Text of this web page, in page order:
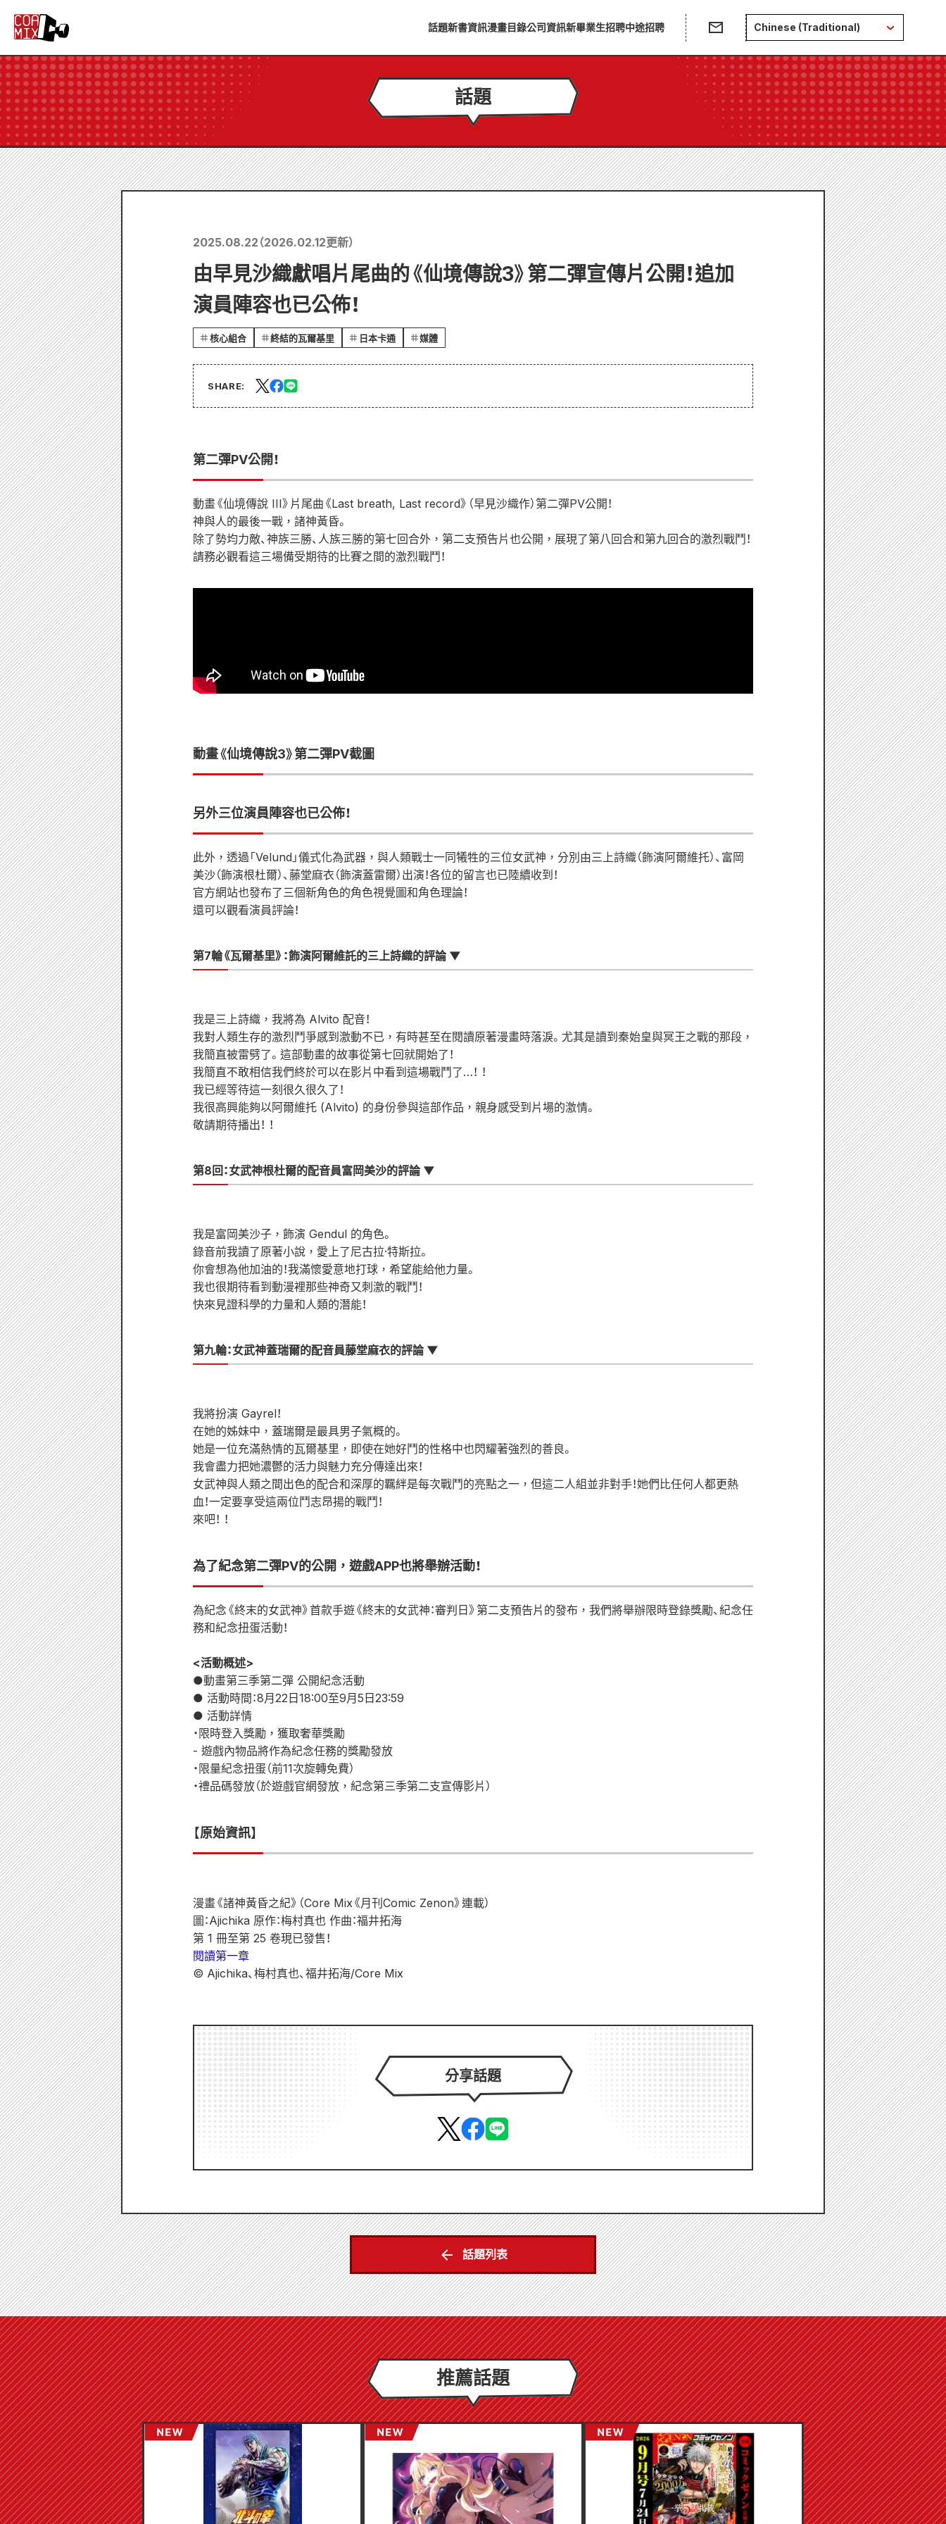
話題新書資訊漫畫目錄公司資訊新畢業生招聘中途招聘 Chinese (Traditional)
話題
2025.08.22 （2026.02.12更新）
由早見沙織獻唱片尾曲的《仙境傳說3》第二彈宣傳片公開！追加
演員陣容也已公佈！
核心組合 終結的瓦爾基里 日本卡通 媒體
SHARE:
第二彈PV公開！
動畫《仙境傳說 III》片尾曲《Last breath, Last record》（早見沙織作）第二彈PV公開！
神與人的最後一戰，諸神黃昏。
除了勢均力敵、神族三勝、人族三勝的第七回合外，第二支預告片也公開，展現了第八回合和第九回合的激烈戰鬥！
請務必觀看這三場備受期待的比賽之間的激烈戰鬥！
動畫《仙境傳說3》第二彈PV截圖
另外三位演員陣容也已公佈！
此外，透過「Velund」儀式化為武器，與人類戰士一同犧牲的三位女武神，分別由三上詩織（飾演阿爾維托）、富岡
美沙（飾演根杜爾）、藤堂麻衣（飾演蓋雷爾）出演！各位的留言也已陸續收到！
官方網站也發布了三個新角色的角色視覺圖和角色理論！
還可以觀看演員評論！
第7輪《瓦爾基里》：飾演阿爾維託的三上詩織的評論 ▼
我是三上詩織，我將為 Alvito 配音！
我對人類生存的激烈鬥爭感到激動不已，有時甚至在閱讀原著漫畫時落淚。尤其是讀到秦始皇與冥王之戰的那段，
我簡直被雷劈了。這部動畫的故事從第七回就開始了！
我簡直不敢相信我們終於可以在影片中看到這場戰鬥了…！ ！
我已經等待這一刻很久很久了！
我很高興能夠以阿爾維托 (Alvito) 的身份參與這部作品，親身感受到片場的激情。
敬請期待播出！ ！
第8回：女武神根杜爾的配音員富岡美沙的評論 ▼
我是富岡美沙子，飾演 Gendul 的角色。
錄音前我讀了原著小說，愛上了尼古拉·特斯拉。
你會想為他加油的！我滿懷愛意地打球，希望能給他力量。
我也很期待看到動漫裡那些神奇又刺激的戰鬥！
快來見證科學的力量和人類的潛能！
第九輪：女武神蓋瑞爾的配音員藤堂麻衣的評論 ▼
我將扮演 Gayrel！
在她的姊妹中，蓋瑞爾是最具男子氣概的。
她是一位充滿熱情的瓦爾基里，即使在她好鬥的性格中也閃耀著強烈的善良。
我會盡力把她濃鬱的活力與魅力充分傳達出來！
女武神與人類之間出色的配合和深厚的羈絆是每次戰鬥的亮點之一，但這二人組並非對手！她們比任何人都更熱
血！一定要享受這兩位鬥志昂揚的戰鬥！
來吧！ ！
為了紀念第二彈PV的公開，遊戲APP也將舉辦活動！
為紀念《終末的女武神》首款手遊《終末的女武神：審判日》第二支預告片的發布，我們將舉辦限時登錄獎勵、紀念任
務和紀念扭蛋活動！
<活動概述>
●動畫第三季第二彈 公開紀念活動
● 活動時間：8月22日18:00至9月5日23:59
● 活動詳情
・限時登入獎勵，獲取奢華獎勵
- 遊戲內物品將作為紀念任務的獎勵發放
・限量紀念扭蛋（前11次旋轉免費）
・禮品碼發放（於遊戲官網發放，紀念第三季第二支宣傳影片）
【原始資訊】
漫畫《諸神黃昏之紀》（Core Mix《月刊Comic Zenon》連載）
圖：Ajichika 原作：梅村真也 作曲：福井拓海
第 1 冊至第 25 卷現已發售！
閱讀第一章
© Ajichika、梅村真也、福井拓海/Core Mix
分享話題
話題列表
推薦話題